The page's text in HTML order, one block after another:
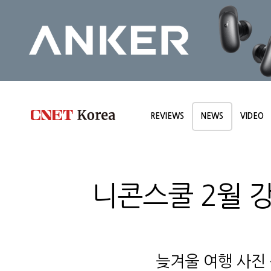
REVIEWS NEWS VIDEO
니콘스쿨 2월
늦겨울 여행 사